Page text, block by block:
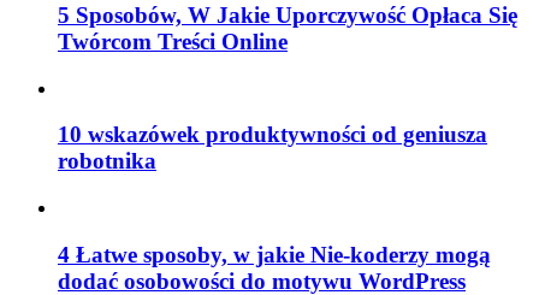
5 Sposobów, W Jakie Uporczywość Opłaca Się
Twórcom Treści Online
10 wskazówek produktywności od geniusza
robotnika
4 Łatwe sposoby, w jakie Nie-koderzy mogą
dodać osobowości do motywu WordPress